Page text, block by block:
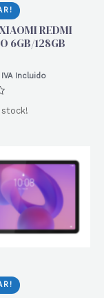
REDMI
6GB/128GB
IVA Incluido
stock!